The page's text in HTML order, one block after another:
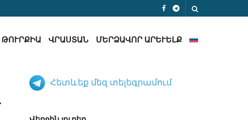
ԹՈՒՐՔԻԱ ՎՐԱՍՏԱՆ ՄԵՐՁԱՎՈՐ ԱՐԵՒԵԼՔ
Հետևեք մեզ տելեգրամում